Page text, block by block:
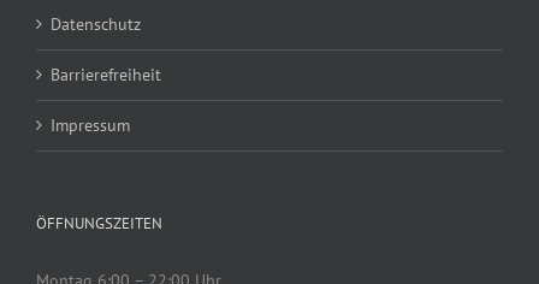
Datenschutz
Barrierefreiheit
Impressum
ÖFFNUNGSZEITEN